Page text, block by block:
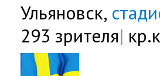
Ульяновск,
293 зрителя|